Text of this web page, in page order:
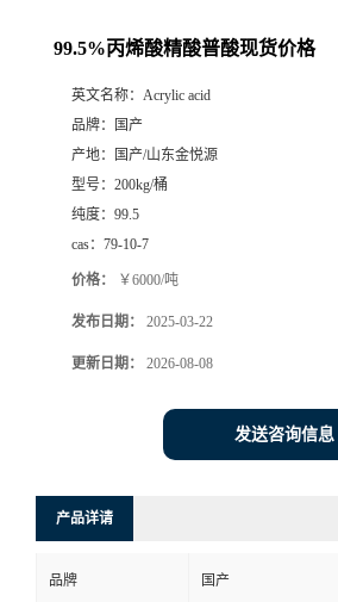
99.5%丙烯酸精酸普酸现货价格
英文名称： Acrylic acid
品牌：
国产
产地：
国产/山东金悦源
型号： 200kg/桶
纯度： 99.5
cas： 79-10-7
价格： ￥6000/吨
发布日期： 2025-03-22
更新日期： 2026-08-08
发送咨询信息
产品详请
品牌 国产